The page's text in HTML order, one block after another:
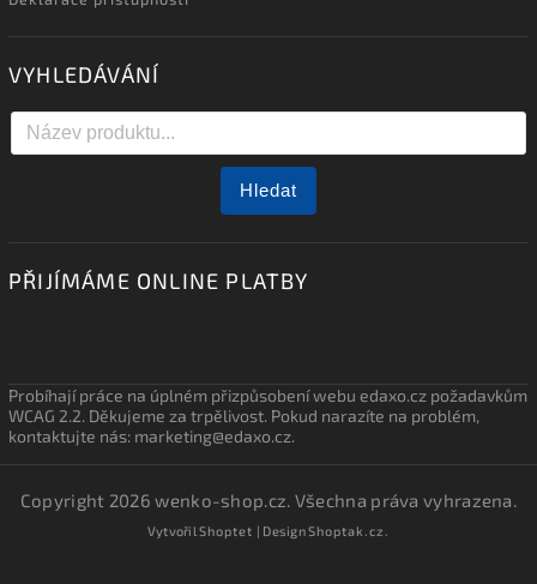
VYHLEDÁVÁNÍ
Hledat
PŘIJÍMÁME ONLINE PLATBY
Probíhají práce na úplném přizpůsobení webu edaxo.cz požadavkům
WCAG 2.2. Děkujeme za trpělivost. Pokud narazíte na problém,
kontaktujte nás: marketing@edaxo.cz.
Copyright 2026wenko-shop.cz. Všechna práva vyhrazena.
VytvořilShoptet | DesignShoptak.cz.